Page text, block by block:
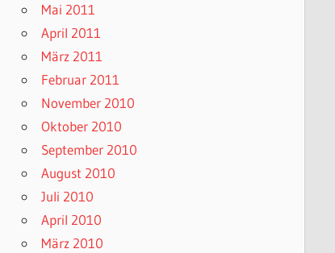
Mai 2011
April 2011
März 2011
Februar 2011
November 2010
Oktober 2010
September 2010
August 2010
Juli 2010
April 2010
März 2010